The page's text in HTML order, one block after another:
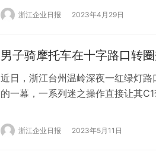
烂的新闻和话题频频登上热搜榜。随
发表了自己的看法和评论。 最近，
法建…
浙江企业日报 2023年4月29日
男子骑摩托车在十字路口转
近日，浙江台州温岭深夜一红绿灯
的一幕，一系列迷之操作直接让其
车道前的斑马线处逆时针转了三圈，
浙江企业日报 2023年5月11日